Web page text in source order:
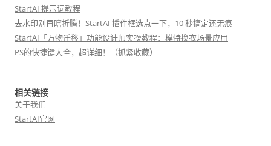
StartAI 提示词教程
去水印别再瞎折腾！StartAI 插件框选点一下，10 秒搞定还无痕
StartAI「万物迁移」功能设计师实操教程：模特换衣场景应用
PS的快捷键大全，超详细！（抓紧收藏）
相关链接
关于我们
StartAI官网